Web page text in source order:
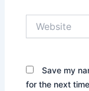
Save my
for the next